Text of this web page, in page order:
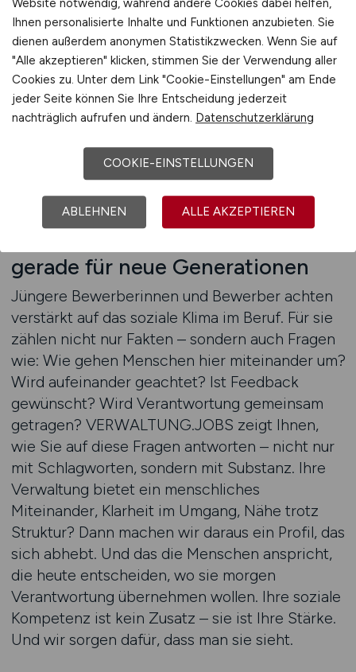
ankommt – durch Texte, die Vertrauen schaffen,
durch Profile, die Kultur vermitteln, durch
Aussagen, die Bestand haben. Denn wer sich
gesehen fühlt, bleibt. Und wer gehört wird, wirkt
besser. Ihre Verwaltung kann genau das bieten
– wir helfen, es zu zeigen.
Beratung anfordern
Soziale Stärke als Schlüssel –
gerade für neue Generationen
Jüngere Bewerberinnen und Bewerber achten
verstärkt auf das soziale Klima im Beruf. Für sie
zählen nicht nur Fakten – sondern auch Fragen
wie: Wie gehen Menschen hier miteinander um?
Wird aufeinander geachtet? Ist Feedback
gewünscht? Wird Verantwortung gemeinsam
getragen? VERWALTUNG.JOBS zeigt Ihnen,
wie Sie auf diese Fragen antworten – nicht nur
mit Schlagworten, sondern mit Substanz. Ihre
Verwaltung bietet ein menschliches
Miteinander, Klarheit im Umgang, Nähe trotz
Struktur? Dann machen wir daraus ein Profil, das
sich abhebt. Und das die Menschen anspricht,
die heute entscheiden, wo sie morgen
Verantwortung übernehmen wollen. Ihre soziale
Kompetenz ist kein Zusatz – sie ist Ihre Stärke.
Und wir sorgen dafür, dass man sie sieht.
Website notwendig, während andere Cookies dabei helfen,
Ihnen personalisierte Inhalte und Funktionen anzubieten. Sie
dienen außerdem anonymen Statistikzwecken. Wenn Sie auf
"Alle akzeptieren" klicken, stimmen Sie der Verwendung aller
Cookies zu. Unter dem Link "Cookie-Einstellungen" am Ende
jeder Seite können Sie Ihre Entscheidung jederzeit
nachträglich aufrufen und ändern. Datenschutzerklärung
COOKIE-EINSTELLUNGEN
ABLEHNEN ALLE AKZEPTIEREN